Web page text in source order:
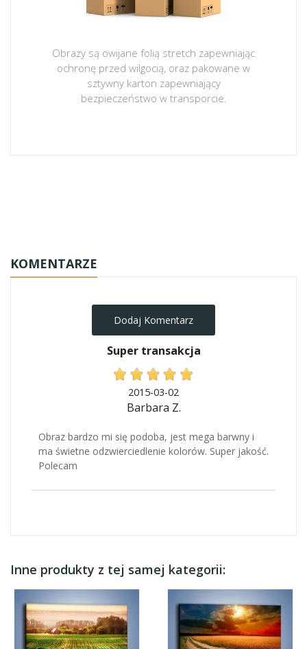
Obrazy są owijane folią stretch zapewniając
ochronę przed wilgocią, oraz pakowane w
sztywny karton zapewniający
bezpieczeństwo w transporcie.
KOMENTARZE
Dodaj Komentarz
Super transakcja
2015-03-02
Barbara Z.
Obraz bardzo mi się podoba, jest mega barwny i
ma świetne odzwierciedlenie kolorów. Super jakość.
Polecam
Inne produkty z tej samej kategorii: